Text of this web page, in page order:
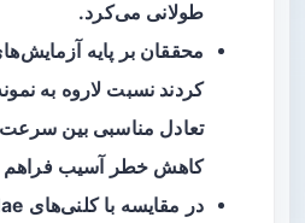
طولانی می‌کرد.
محققان بر پایه
کردند نسبت لاروه به
تعادل مناسبی بین
کاهش خطر آسیب فراهم